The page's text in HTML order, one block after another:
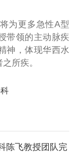
为更多急性A型
带领的主动脉疾
神，体现华西水
所疾。
陈飞教授团队完